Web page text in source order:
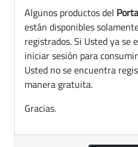
Algunos productos del
están disponibles
registrados. Si Usted ya se
iniciar sesión para
Usted no se encuentra
manera gratuita.
Gracias.